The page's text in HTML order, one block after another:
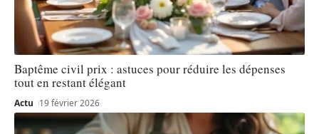
Baptême civil prix : astuces pour réduire les dépenses
tout en restant élégant
Actu 19 février 2026